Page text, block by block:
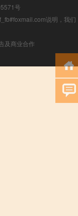
号
说明，我们
及商业合作